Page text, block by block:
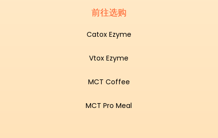
前往选购
Catox Ezyme
Vtox Ezyme
MCT Coffee
MCT Pro Meal